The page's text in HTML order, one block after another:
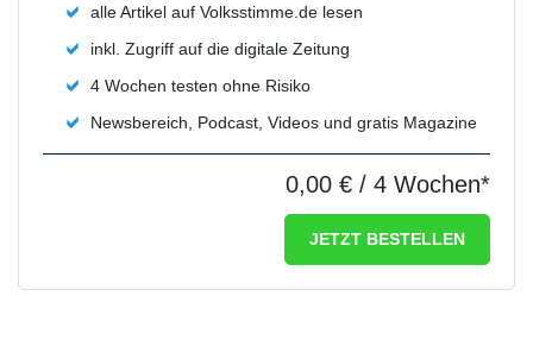
alle Artikel auf Volksstimme.de lesen
inkl. Zugriff auf die digitale Zeitung
4 Wochen testen ohne Risiko
Newsbereich, Podcast, Videos und gratis Magazine
0,00 € / 4 Wochen*
JETZT BESTELLEN